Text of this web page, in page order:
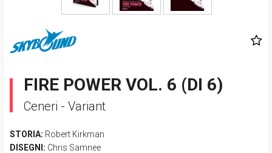
FIRE POWER VOL. 6 (DI 6)
Ceneri - Variant
STORIA: Robert Kirkman
DISEGNI: Chris Samnee